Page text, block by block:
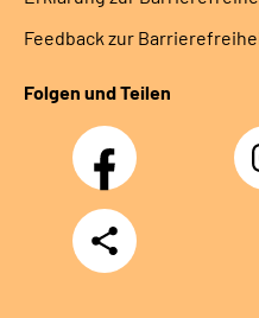
Feedback zur
Folgen und Teilen
Facebook
Teilen